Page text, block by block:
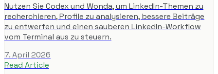
Nutzen Sie Codex und Wonda, um LinkedIn-Themen zu
recherchieren, Profile zu analysieren, bessere Beiträge
zu entwerfen und einen sauberen LinkedIn-Workflow
vom Terminal aus zu steuern.
7. April 2026
Read Article